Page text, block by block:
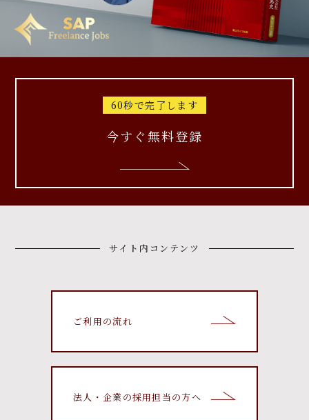
60秒で完了します
今すぐ無料登録
サイト内コンテンツ
ご利用の流れ
法人・企業の採用担当の方へ